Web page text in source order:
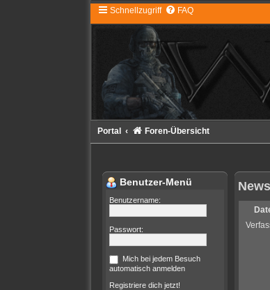
Schnellzugriff FAQ
Portal Foren-Übersicht
News
Benutzer-Menü
Benutzername:
Passwort:
Mich bei jedem Besuch
automatisch anmelden
Registriere dich jetzt!